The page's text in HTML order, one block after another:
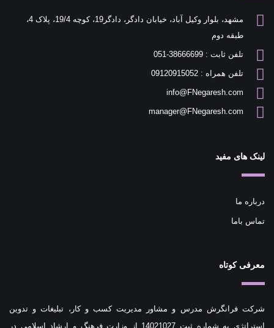
مشهد، بلوار وکیل آباد، خیابان دادگر، دادگر19، کوچه 19/4، پلاک 4،
طبقه دوم
تلفن ثابت : 38666699-051
تلفن همراه : 09120915052
info@FNegaresh.com
manager@FNegaresh.com
لینک های مفید
درباره ما
تماس باما
معرفی کوتاه
شرکت فرانگرش مدرس و مشاور مدیریت کسب و کار، تبلیغات و تدوین
استراتژی به شماره ثبت 14021027 از وزارت فرهنگ و ارشاد اسلامی در